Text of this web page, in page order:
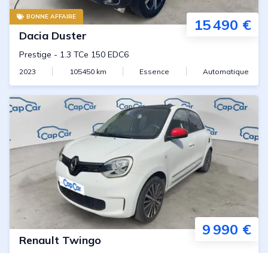
BONNE AFFAIRE 15 490 €
Dacia Duster
Prestige - 1.3 TCe 150 EDC6
2023 105450km Essence Automatique
9 990 €
Renault Twingo